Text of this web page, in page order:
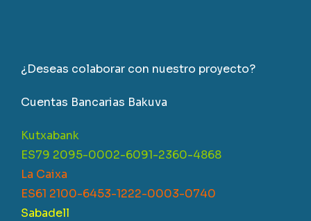
¿Deseas colaborar con nuestro proyecto?
Cuentas Bancarias Bakuva
Kutxabank
ES79 2095-0002-6091-2360-4868
La Caixa
ES61 2100-6453-1222-0003-0740
Sabadell